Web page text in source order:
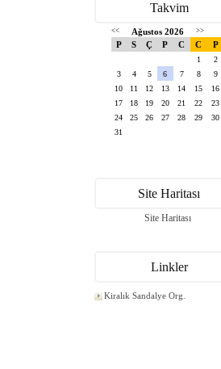
Takvim
<< Ağustos 2026 >>
P S Ç P C C P
1
2
3
4 5 6 7 8
9
10
11 12 13 14 15
16
17
18 19 20 21 22
23
24
25 26 27 28 29
30
31
Site Haritası
Site Haritası
Linkler
Kiralık Sandalye Org.